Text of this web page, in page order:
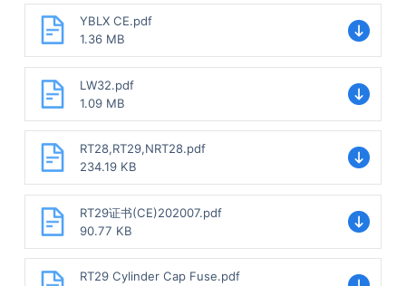
YBLX CE.pdf
1.36 MB
LW32.pdf
1.09 MB
RT28,RT29,NRT28.pdf
234.19 KB
RT29证书(CE)202007.pdf
90.77 KB
RT29 Cylinder Cap Fuse.pdf